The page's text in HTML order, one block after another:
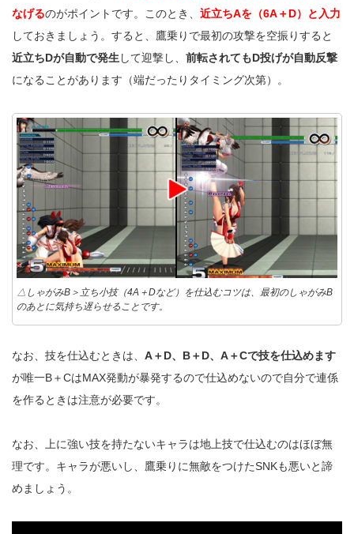
なげるのがポイントです。このとき、 近立ちAを（6A＋D）と入力
しておきましょう。すると、鷹乗りで最初の攻撃を空振りすると
近立ちDが自動で発生して迎撃し、 前転されてもD投げが自動反撃
になることがあります（端だったりタイミング次第）。
△しゃがみB＞立ち小技（4A＋Dなど）を仕込むコツは、最初のしゃがみB
のあとに気持ち遅らせることです。
なお、技を仕込むときは、 A＋D、B＋D、A＋Cで技を仕込めます
が唯一B＋CはMAX発動が暴発するので仕込めないので自分で連係
を作るときは注意が必要です。
なお、上に強い技を持たないキャラは地上技で仕込むのはほぼ無
理です。キャラが悪いし、鷹乗りに無敵をつけたSNKも悪いと諦
めましょう。